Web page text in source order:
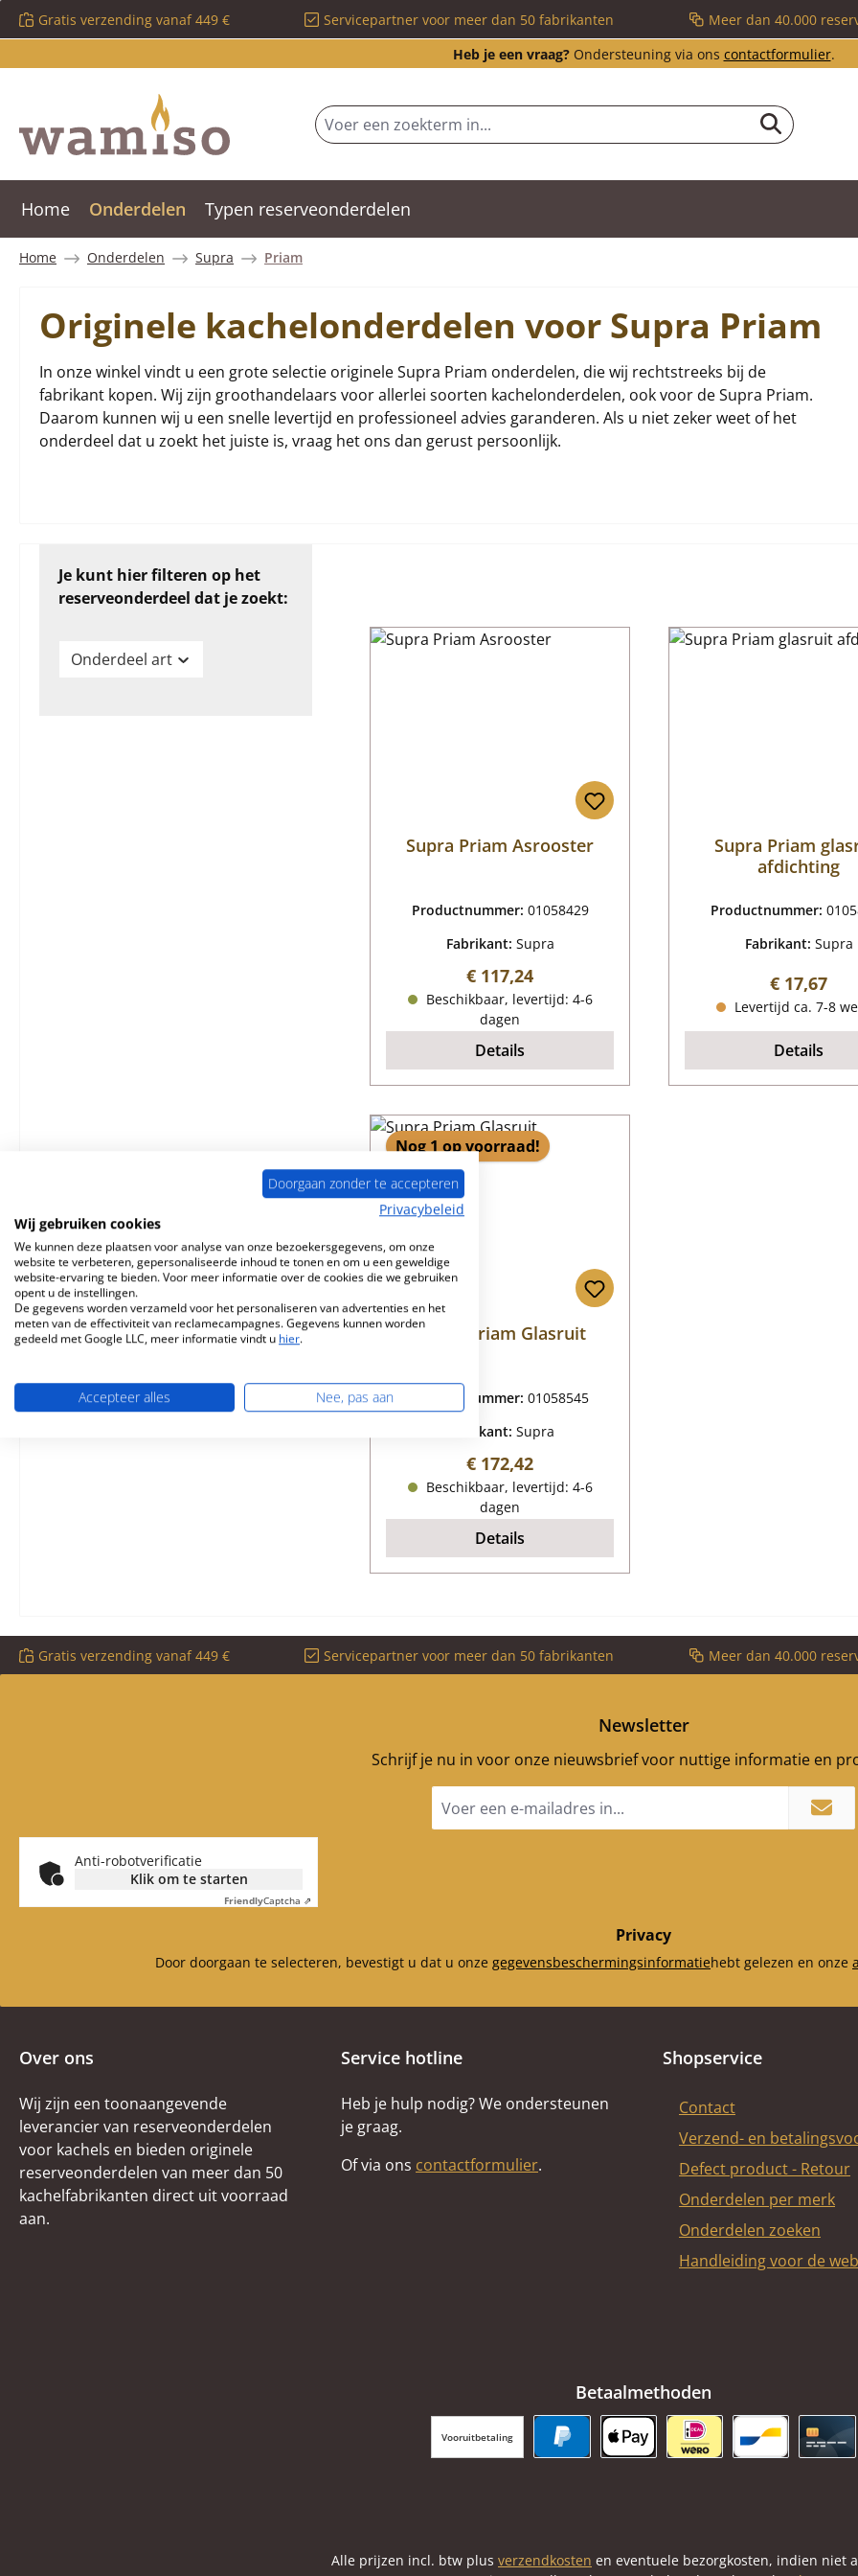
naar de hoofdinhoud
Ga naar de zoekopdracht
Ga naar de hoofdnavigatie
Gratis verzending vanaf 449 € Servicepartner voor meer dan 50 fabrikanten Meer dan 40.000
Heb je een vraag?Ondersteuning via ons contactformulier.
Home Onderdelen Typen reserveonderdelen
Home Onderdelen Supra Priam
Originele kachelonderdelen voor Supra Priam
In onze winkel vindt u een grote selectie originele Supra Priam onderdelen, die wij rechtstreeks bij de
fabrikant kopen. Wij zijn groothandelaars voor allerlei soorten kachelonderdelen, ook voor de Supra Priam.
Daarom kunnen wij u een snelle levertijd en professioneel advies garanderen. Als u niet zeker weet of het
onderdeel dat u zoekt het juiste is, vraag het ons dan gerust persoonlijk.
Je kunt hier filteren op het
reserveonderdeel dat je zoekt:
Onderdeel art
Supra Priam Asrooster
Productnummer: 01058429
Fabrikant: Supra
Normale prijs:
€ 117,24
Beschikbaar, levertijd: 4-6
dagen
Details
Supra Priam
afdichting
Productnummer:
Fabrikant: Supra
Normale
€ 17,67
Levertijd ca. 7-8
Details
Nog 1 op voorraad!
Supra Priam Glasruit
Productnummer: 01058545
Fabrikant: Supra
Normale prijs:
€ 172,42
Beschikbaar, levertijd: 4-6
dagen
Details
Gratis verzending vanaf 449 € Servicepartner voor meer dan 50 fabrikanten Meer dan 40.000
Newsletter
Schrijf je nu in voor onze nieuwsbrief voor nuttige informatie en
mailadres
Anti-robotverificatie
Klik om te starten
FriendlyCaptcha ⇗
Privacy
Door doorgaan te selecteren, bevestigt u dat u onze gegevensbeschermingsinformatiehebt gelezen en onze
Over ons
Wij zijn een toonaangevende
leverancier van reserveonderdelen
voor kachels en bieden originele
reserveonderdelen van meer dan 50
kachelfabrikanten direct uit voorraad
aan.
Service hotline
Heb je hulp nodig? We ondersteunen
je graag.
Of via ons contactformulier.
Shopservice
Contact
Verzend- en
Defect product - Retour
Onderdelen per merk
Onderdelen zoeken
Handleiding voor de
Betaalmethoden
Vooruitbetaling
Alle prijzen incl. btw plus verzendkosten en eventuele bezorgkosten, indien niet
Doorgaan zonder te accepteren
Privacybeleid
Wij gebruiken cookies
We kunnen deze plaatsen voor analyse van onze bezoekersgegevens, om onze
website te verbeteren, gepersonaliseerde inhoud te tonen en om u een geweldige
website-ervaring te bieden. Voor meer informatie over de cookies die we gebruiken
opent u de instellingen.
De gegevens worden verzameld voor het personaliseren van advertenties en het
meten van de effectiviteit van reclamecampagnes. Gegevens kunnen worden
gedeeld met Google LLC, meer informatie vindt u hier.
Accepteer alles Nee, pas aan